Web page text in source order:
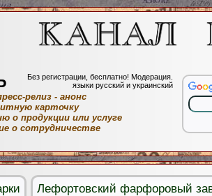
Без регистрации, бесплатно! Модерация.
языки русский и украинский
релиз - анонс
карточку
о продукции или услуге
о сотрудничестве
Лефортовский фарфоровый